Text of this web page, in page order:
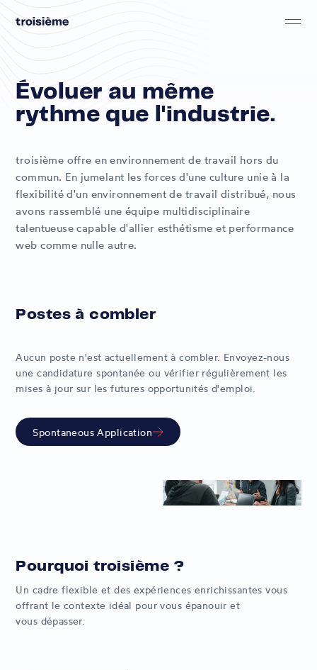
Skip to main content
troisième
Évoluer au même
rythme que l'industrie.
troisième offre en environnement de travail hors du
commun. En jumelant les forces d'une culture unie à la
flexibilité d'un environnement de travail distribué, nous
avons rassemblé une équipe multidisciplinaire
talentueuse capable d'allier esthétisme et performance
web comme nulle autre.
Postes à combler
Aucun poste n'est actuellement à combler. Envoyez-nous
une candidature spontanée ou vérifier régulièrement les
mises à jour sur les futures opportunités d'emploi.
Spontaneous Application
Pourquoi troisième ?
Un cadre flexible et des expériences enrichissantes vous
offrant le contexte idéal pour vous épanouir et
vous dépasser.